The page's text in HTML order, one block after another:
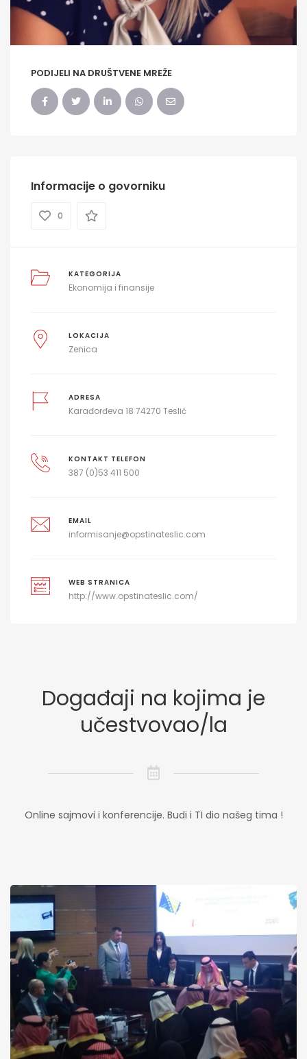
PODIJELI NA DRUŠTVENE MREŽE
Informacije o govorniku
0
KATEGORIJA
Ekonomija i finansije
LOKACIJA
Zenica
ADRESA
Karađorđeva 18 74270 Teslić
KONTAKT TELEFON
387 (0)53 411 500
EMAIL
informisanje@opstinateslic.com
WEB STRANICA
http://www.opstinateslic.com/
Događaji na kojima je
učestvovao/la
Online sajmovi i konferencije. Budi i TI dio našeg tima !